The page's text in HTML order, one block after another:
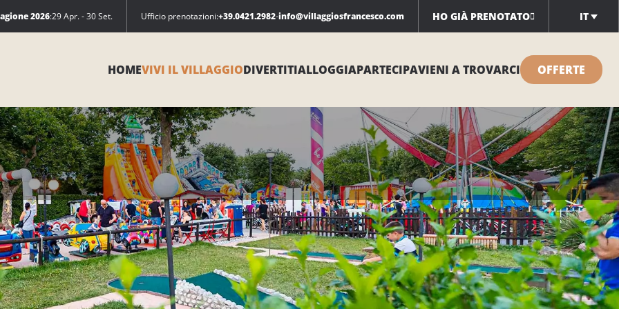
2026:29 Apr. - 30 Set. Ufficio prenotazioni:+39.0421.2982-info@villaggiosfrancesco.com HO GIÀ PRENOTATO IT
HOMEVIVI IL VILLAGGIODIVERTITIALLOGGIAPARTECIPAVIENI A TROVARCI OFFERTE